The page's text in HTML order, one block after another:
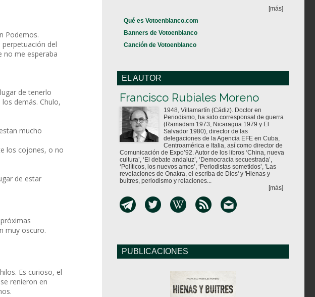
Podemos.
del
no me esperaba
de tenerlo
demás. Chulo,
mucho
los cojones, o no
de estar
muy oscuro.
Es curioso, el
renieron en
[más]
Qué es Votoenblanco.com
Banners de Votoenblanco
Canción de Votoenblanco
EL AUTOR
Francisco Rubiales Moreno
1948, Villamartín (Cádiz). Doctor en
Periodismo, ha sido corresponsal de guerra
(Ramadam 1973, Nicaragua 1979 y El
Salvador 1980), director de las
delegaciones de la Agencia EFE en Cuba,
Centroamérica e Italia, así como director de
Comunicación de Expo’92. Autor de los libros ‘China, nueva
cultura’, ‘El debate andaluz’, ‘Democracia secuestrada’,
‘Políticos, los nuevos amos’, ‘Periodistas sometidos’, 'Las
revelaciones de Onakra, el escriba de Dios' y 'Hienas y
buitres, periodismo y relaciones...
[más]
PUBLICACIONES